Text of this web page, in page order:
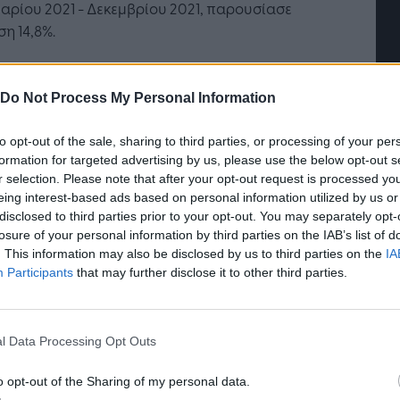
Do Not Process My Personal Information
opt-out of the sale, sharing to third parties, or processing of your
for targeted advertising by us, please use the below opt-out
selection. Please note that after your opt-out request is processed
interest-based ads based on personal information utilized by us
to third parties prior to your opt-out. You may separately
of your personal information by third parties on the IAB’s list of
This information may also be disclosed by us to third parties on the
Participants that may further disclose it to other third parties.
Data Processing Opt Outs
opt-out of the Sharing of my personal data.
2021 - Δεκεμβρίου 2021, παρουσίασε
14,8%.
Δείκτης Τιμών Εισροών στη Γεωργία –
του μηνός Δεκεμβρίου 2022, σε
αύξηση 19,4% έναντι αύξησης 14,3%
κατά τη σύγκριση του Δεκεμβρίου
τον Δεκέμβριο 2020.
του Γενικού Δείκτη Τιμών Εισροών κατά
τον μήνα Δεκέμβριο 2022, σε σύγκριση με τον
δείκτη του Δεκεμβρίου 2021, οφείλεται
μέσων και κυρίως στη μεταβολή των
ζωοτροφές και ενέργεια και λιπαντικά.
Δείκτης Εισροών κατά τον μήνα Δεκέμβριο
επιχείρηση και εργαζόμενο